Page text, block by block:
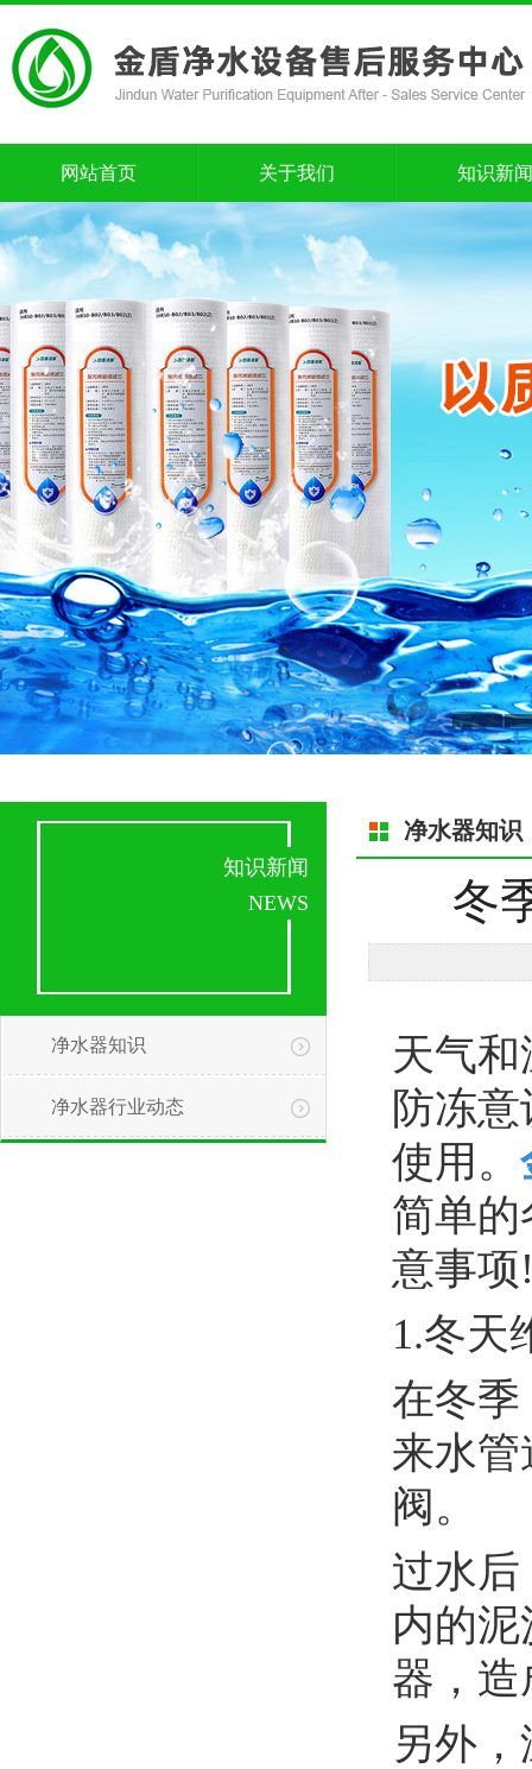
网站首页
网站首页
关于我们 知识新闻
知识新闻
NEWS
净水器知识
净水器行业动态
净水器知识
冬
天气
防冻
使用。
简单
意事
1.冬天
在冬季
来水
阀。
过水
内的
器，
另外